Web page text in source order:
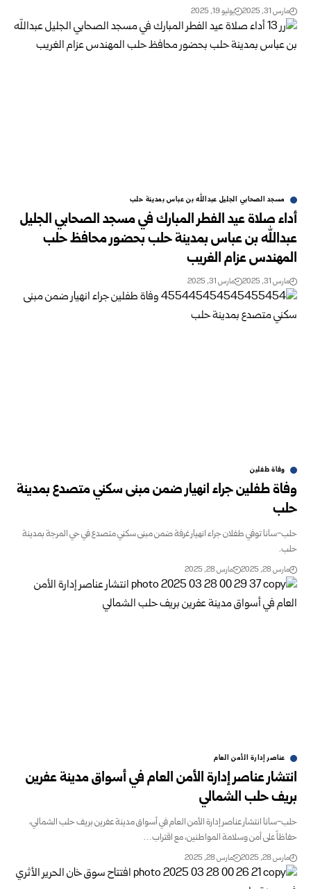
مارس 31, 2025 يوليو 19, 2025
مسجد الصحابي الجليل عبدالله بن عباس بمدينة حلب
أداء صلاة عيد الفطر المبارك في مسجد الصحابي الجليل
عبدالله بن عباس بمدينة حلب بحضور محافظ حلب
المهندس عزام الغريب
مارس 31, 2025 مارس 31, 2025
وفاة طفلين
وفاة طفلين جراء انهيار ضمن مبنى سكني متصدع بمدينة
حلب
حلب-سانا توفي طفلان جراء انهيار غرفة ضمن مبنى سكني متصدع في حي المرجة بمدينة
حلب.
مارس 28, 2025 مارس 28, 2025
عناصر إدارة الأمن العام
انتشار عناصر إدارة الأمن العام في أسواق مدينة عفرين
بريف حلب الشمالي
حلب-سانا انتشار عناصر إدارة الأمن العام في أسواق مدينة عفرين بريف حلب الشمالي،
حفاظاً على أمن وسلامة المواطنين، مع اقتراب…
مارس 28, 2025 مارس 28, 2025